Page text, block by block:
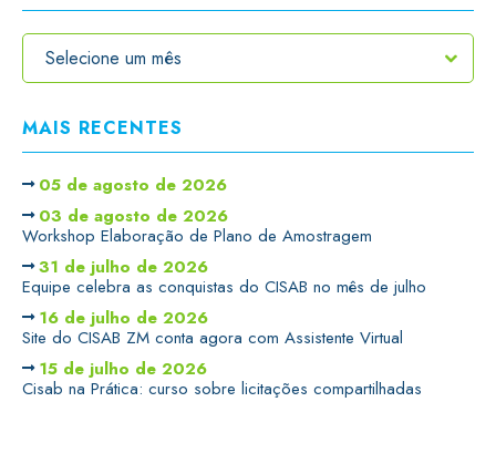
MAIS RECENTES
05 de agosto de 2026
03 de agosto de 2026
Workshop Elaboração de Plano de Amostragem
31 de julho de 2026
Equipe celebra as conquistas do CISAB no mês de julho
16 de julho de 2026
Site do CISAB ZM conta agora com Assistente Virtual
15 de julho de 2026
Cisab na Prática: curso sobre licitações compartilhadas